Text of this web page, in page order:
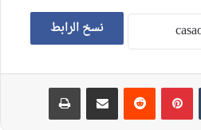
نسخ الرابط
بينتيريست